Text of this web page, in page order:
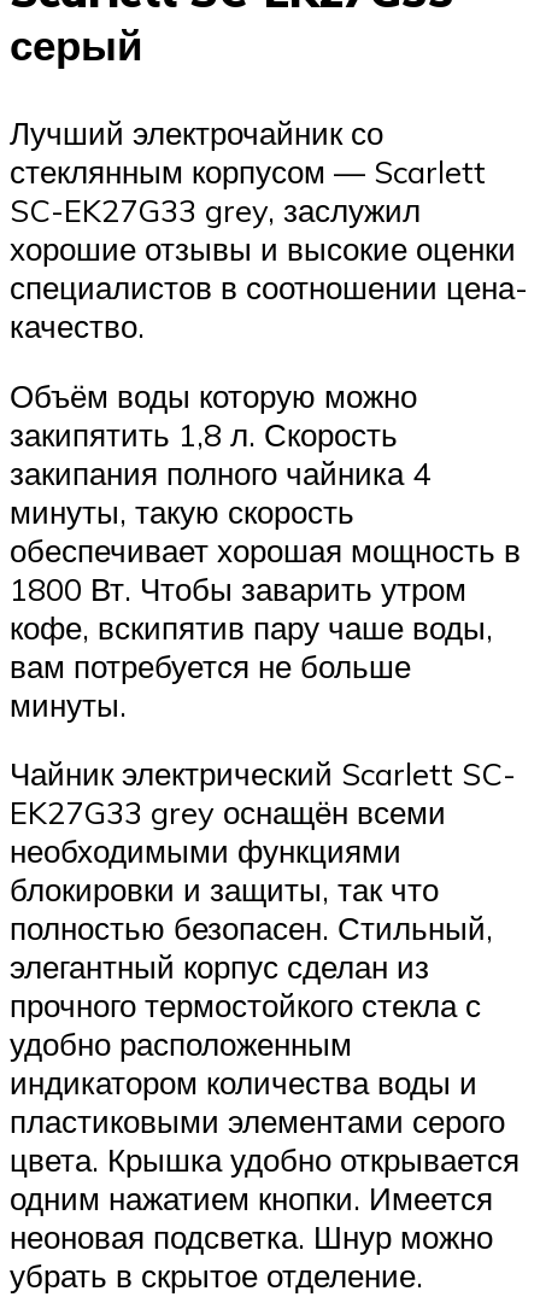
серый
Лучший электрочайник со
стеклянным корпусом — Scarlett
SC-EK27G33 grey, заслужил
хорошие отзывы и высокие оценки
специалистов в соотношении цена-
качество.
Объём воды которую можно
закипятить 1,8 л. Скорость
закипания полного чайника 4
минуты, такую скорость
обеспечивает хорошая мощность в
1800 Вт. Чтобы заварить утром
кофе, вскипятив пару чаше воды,
вам потребуется не больше
минуты.
Чайник электрический Scarlett SC-
EK27G33 grey оснащён всеми
необходимыми функциями
блокировки и защиты, так что
полностью безопасен. Стильный,
элегантный корпус сделан из
прочного термостойкого стекла с
удобно расположенным
индикатором количества воды и
пластиковыми элементами серого
цвета. Крышка удобно открывается
одним нажатием кнопки. Имеется
неоновая подсветка. Шнур можно
убрать в скрытое отделение.